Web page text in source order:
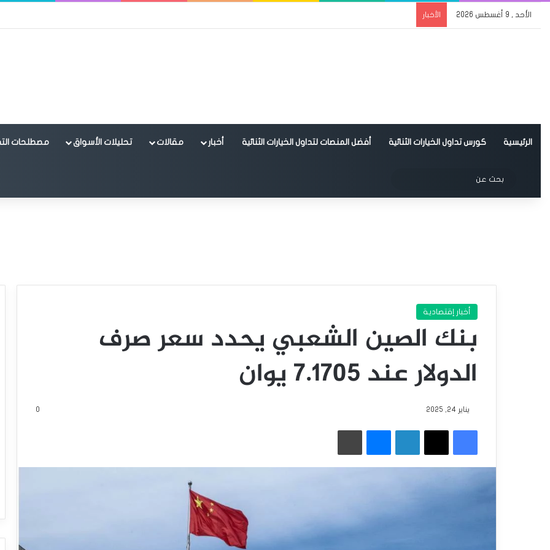
الأحد , 9 أغسطس 2026 الأخبار
الرئيسية كورس تداول الخيارات الثنائية أفضل المنصات لتداول الخيارات الثنائية أخبار مقالات تحليلات الأسواق مصطلحات
الوضع المظلم
عن
أخبار إقتصادية
بنك الصين الشعبي يحدد سعر صرف
الدولار عند 7.1705 يوان
يناير 24, 2025 0
فيسبوك
‫X لينكدإن ماسنجر طباعة